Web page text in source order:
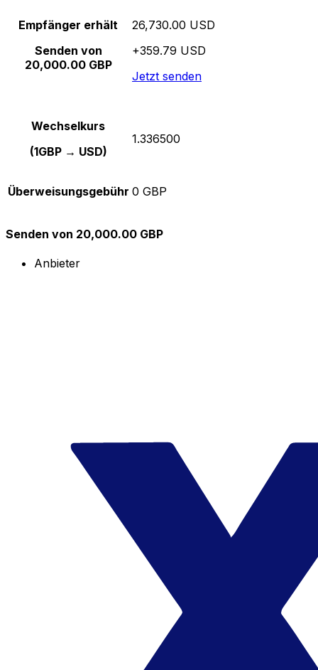
Empfänger erhält
Senden von
20,000.00 GBP
26,730.00 USD
+359.79 USD
Jetzt senden
Wechselkurs
(1GBP → USD)
1.336500
Überweisungsgebühr 0 GBP
Senden von 20,000.00 GBP
Anbieter